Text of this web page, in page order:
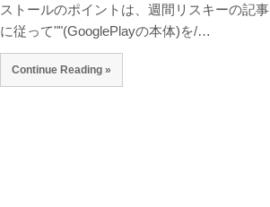
ストールのポイントは、週間リスキーの記事
に従って""(GooglePlayの本体)を/…
Continue Reading »